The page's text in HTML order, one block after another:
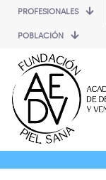
PROFESIONALES
POBLACIÓN